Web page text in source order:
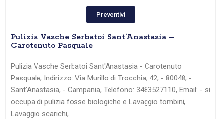
Preventivi
Pulizia Vasche Serbatoi Sant’Anastasia –
Carotenuto Pasquale
Pulizia Vasche Serbatoi Sant'Anastasia - Carotenuto
Pasquale, Indirizzo: Via Murillo di Trocchia, 42, - 80048, -
Sant'Anastasia, - Campania, Telefono: 3483527110, Email: - si
occupa di pulizia fosse biologiche e Lavaggio tombini,
Lavaggio scarichi,